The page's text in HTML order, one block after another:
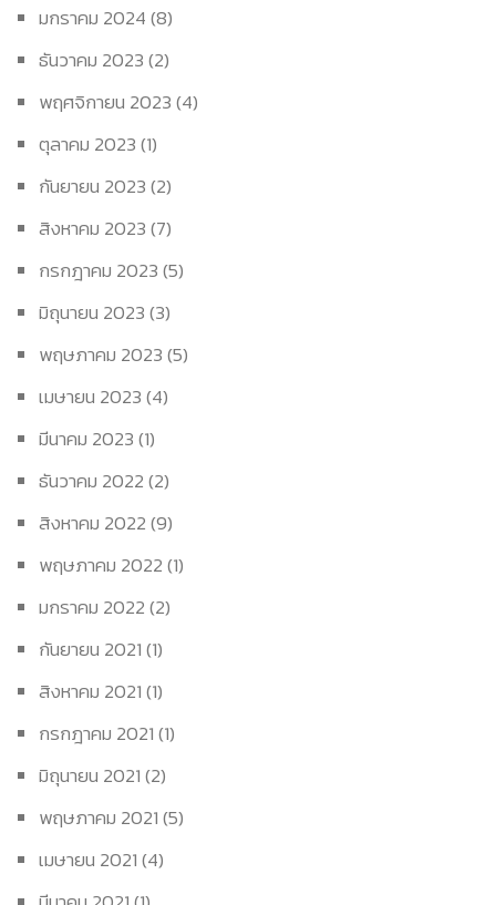
มกราคม 2024(8)
ธันวาคม 2023(2)
พฤศจิกายน 2023(4)
ตุลาคม 2023(1)
กันยายน 2023(2)
สิงหาคม 2023(7)
กรกฎาคม 2023(5)
มิถุนายน 2023(3)
พฤษภาคม 2023(5)
เมษายน 2023(4)
มีนาคม 2023(1)
ธันวาคม 2022(2)
สิงหาคม 2022(9)
พฤษภาคม 2022(1)
มกราคม 2022(2)
กันยายน 2021(1)
สิงหาคม 2021(1)
กรกฎาคม 2021(1)
มิถุนายน 2021(2)
พฤษภาคม 2021(5)
เมษายน 2021(4)